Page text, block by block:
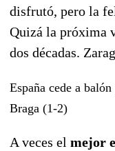
disfrutó, pero la
Quizá la próxima
dos décadas.
España cede a
Braga (1-2)
A veces el mejor